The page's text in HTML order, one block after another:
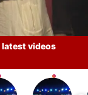
latest videos